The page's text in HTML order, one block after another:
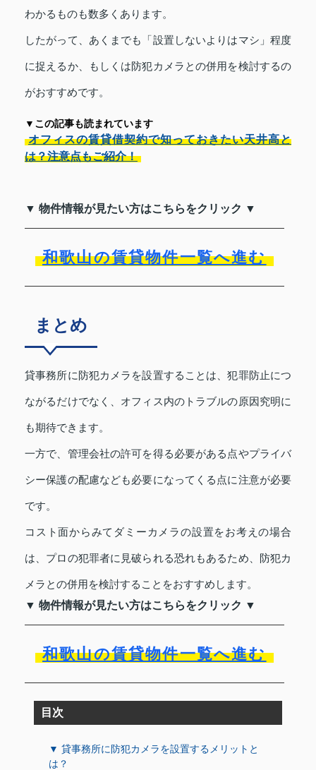
わかるものも数多くあります。
したがって、あくまでも「設置しないよりはマシ」程度
に捉えるか、もしくは防犯カメラとの併用を検討するの
がおすすめです。
▼この記事も読まれています
オフィスの賃貸借契約で知っておきたい天井高と
は？注意点もご紹介！
▼ 物件情報が見たい方はこちらをクリック ▼
和歌山の賃貸物件一覧へ進む
まとめ
貸事務所に防犯カメラを設置することは、犯罪防止につ
ながるだけでなく、オフィス内のトラブルの原因究明に
も期待できます。
一方で、管理会社の許可を得る必要がある点やプライバ
シー保護の配慮なども必要になってくる点に注意が必要
です。
コスト面からみてダミーカメラの設置をお考えの場合
は、プロの犯罪者に見破られる恐れもあるため、防犯カ
メラとの併用を検討することをおすすめします。
▼ 物件情報が見たい方はこちらをクリック ▼
和歌山の賃貸物件一覧へ進む
目次
▼ 貸事務所に防犯カメラを設置するメリットと
は？